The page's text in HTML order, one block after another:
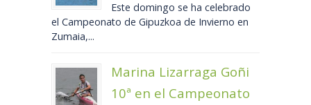
Este domingo se ha celebrado
el Campeonato de Gipuzkoa de Invierno en
Zumaia,...
Marina Lizarraga Goñi
10ª en el Campeonato